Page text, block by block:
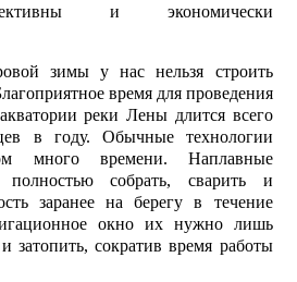
и экономически
зимы у нас нельзя строить
время для проведения
реки Лены длится всего
в году. Обычные технологии
много времени. Наплавные
собрать, сварить и
заранее на берегу в течение
окно их нужно лишь
затопить, сократив время работы